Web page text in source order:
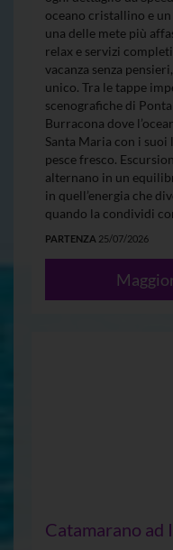
oceano cristallino e
una delle mete più
relax e servizi
vacanza senza
unico. Tra le tappe
scenografiche di
Burracona dove
Santa Maria con i
pesce fresco.
alternano in un
in quell’energia che
quando la condividi
PARTENZA 25/07/2026
Catamarano ad